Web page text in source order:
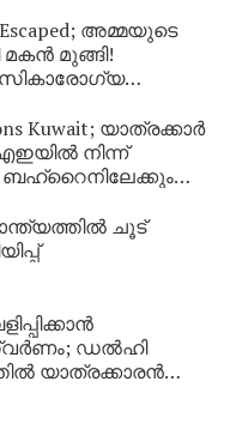
Escaped; അമ്മയുടെ
മുങ്ങി!
തിരച്ചിൽ
Kuwait; യാത്രക്കാർ
നിന്ന്
ബഹ്‌റൈനിലേക്കും
ചൂട്
ഡൽഹി
യാത്രക്കാരൻ